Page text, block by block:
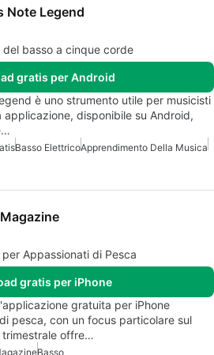
Note Legend
del basso a cinque corde
gratis per Android
è uno strumento utile per musicisti
disponibile su Android,
Basso ElettricoApprendimento Della Musica
Appassionati di Pesca
gratis per iPhone
gratuita per iPhone
pesca, con un focus particolare sul
trimestrale offre…
Basso